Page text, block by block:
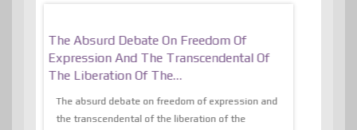
The Absurd Debate On Freedom Of
Expression And The Transcendental Of
The Liberation Of The…
The absurd debate on freedom of expression and
the transcendental of the liberation of the